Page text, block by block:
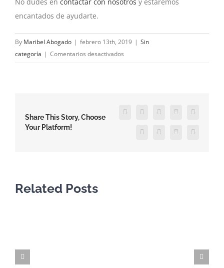
encantados de ayudarte.
By Maribel Abogado | febrero 13th, 2019 | Sin
categoría | Comentarios desactivados
JUBILACIÓN
Share This Story, Choose
Your Platform!
Facebook
X RedditLinkedInWhatsApp
TumblrPinterest
Vk Email
Related Posts